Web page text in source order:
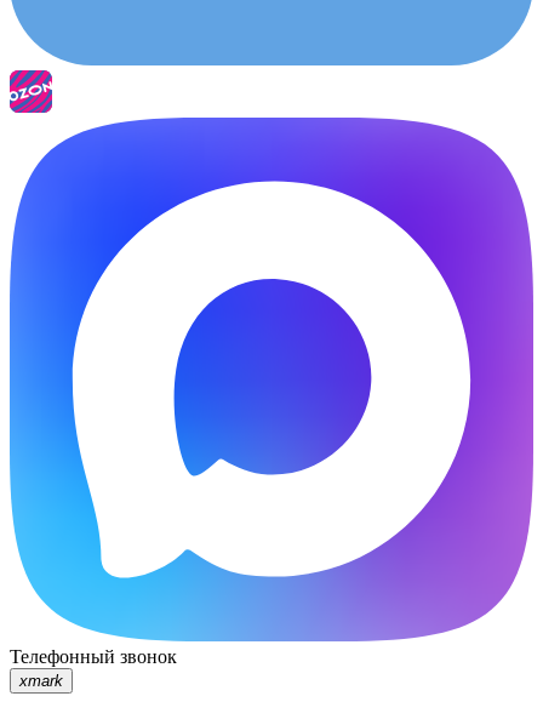
Телефонный звонок
xmark